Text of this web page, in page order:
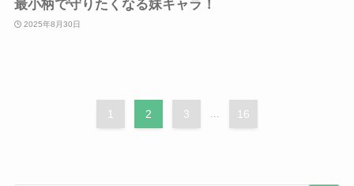
最小柄で守りたくなる妹キャラ！
2025年8月30日
1 2 3 ... 16